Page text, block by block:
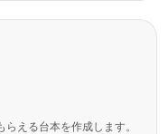
える台本を作成します。